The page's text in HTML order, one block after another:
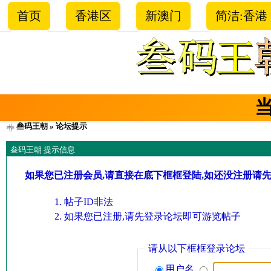
首页 香港区 新澳门 简洁:香港
叁码王朝 » 论坛提示
叁码王朝 提示信息
如果您已注册会员,请直接在底下框框登陆,如还没注册请
帖子ID非法
如果您已注册,请先登录论坛即可游览帖子
请从以下框框登录论坛
用户名